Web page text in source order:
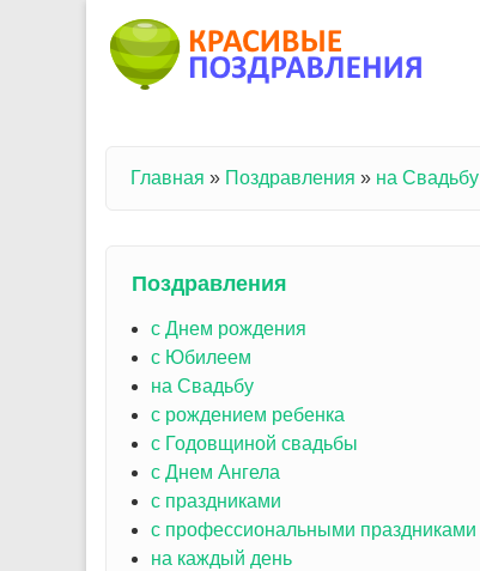
Вы здесь
Главная » Поздравления » на Свадьбу
Поздравления
с Днем рождения
с Юбилеем
на Свадьбу
с рождением ребенка
с Годовщиной свадьбы
с Днем Ангела
с праздниками
с профессиональными праздниками
на каждый день